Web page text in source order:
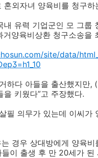
외자녀 양육비를 청구하
유력 기업군인 모 그룹
양육비상환 청구소송을
site/data/
하다 아들을 출산했지만
키웠다”고 주장했다.
필 의무가 있는데 이씨
경우 상대방에게 양육
들이 출생 후 만 20세가